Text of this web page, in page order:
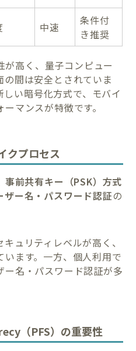
中速
条件付
き推奨
が高く、量子コンピュー
間は安全とされていま
しい暗号化方式で、モバイ
マンスが特徴です。
クプロセス
事前共有キー（PSK）方式
ザー名・パスワード認証の
ュリティレベルが高く、
ます。一方、個人利用で
名・パスワード認証が多
（PFS）の重要性